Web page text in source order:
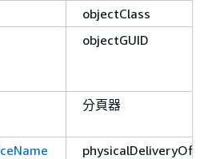
objectClass
objectGUID
分頁器